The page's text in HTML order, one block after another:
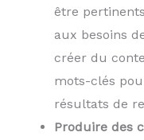
être
aux besoins
créer du
mots-clés
résultats de
Produire des